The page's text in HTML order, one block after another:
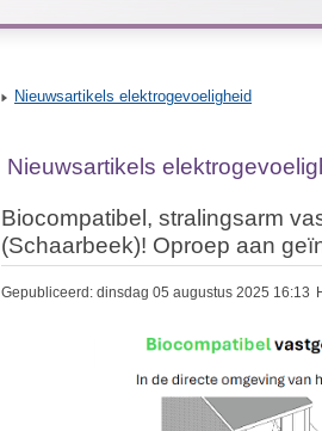
Nieuwsartikels elektrogevoeligheid
Nieuwsartikels
Biocompatibel, stralingsarm
(Schaarbeek)! Oproep aan
Gepubliceerd: dinsdag 05 augustus 2025 16:13